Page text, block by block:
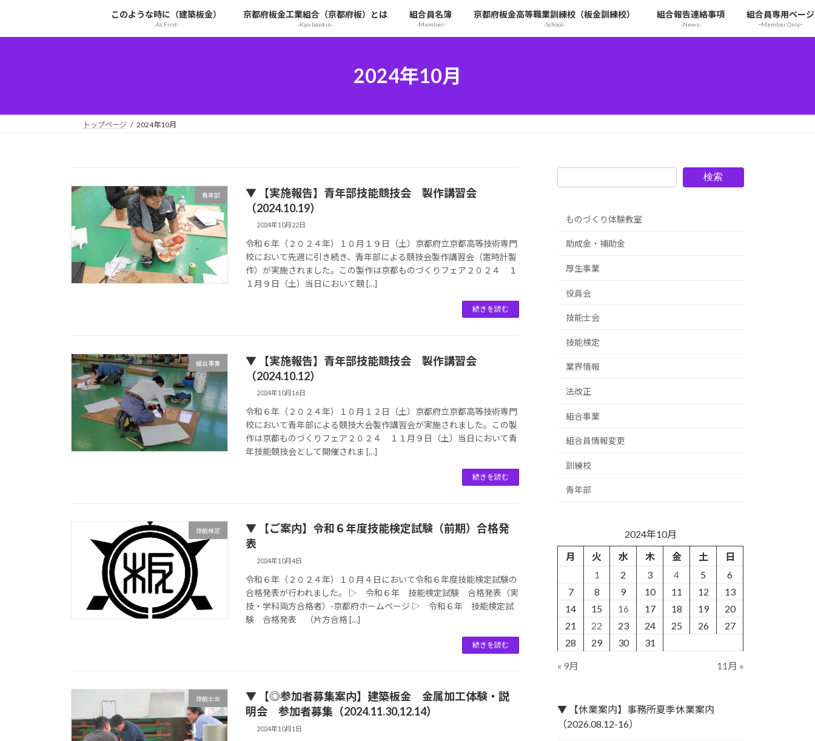
テ
ゲ
このような時に（建築板金）
-At First-
京都府板金工業組合（京都府板）とは
-Kyo-bankin-
組合員名簿
-Member-
京都府板金高等職業訓練校（板金訓練校）
-School-
組合報告連絡事項
-News-
組合員専用ページ
ｰMember Onlyｰ
2024年10月
トップページ 2024年10月
青年部
▼ 【実施報告】青年部技能競技会 製作講習会
（2024.10.19）
2024年10月22日
令和６年（２０２４年）１０月１９日（土）京都府立京都高等技術専門
校において先週に引き続き、青年部による競技会製作講習会（置時計製
作）が実施されました。この製作は京都ものづくりフェア２０２４ １
１月９日（土）当日において競 […]
続きを読む
組合事業
▼ 【実施報告】青年部技能競技会 製作講習会
（2024.10.12）
2024年10月16日
令和６年（２０２４年）１０月１２日（土）京都府立京都高等技術専門
校において青年部による競技大会製作講習会が実施されました。この製
作は京都ものづくりフェア２０２４ １１月９日（土）当日において青
年技能競技会として開催されま […]
続きを読む
技能検定
▼ 【ご案内】令和６年度技能検定試験（前期）合格発
表
2024年10月4日
令和６年（２０２４年）１０月４日において令和６年度技能検定試験の
合格発表が行われました。 ▷ 令和６年 技能検定試験 合格発表（実
技・学科両方合格者）-京都府ホームページ ▷ 令和６年 技能検定試
験 合格発表 （片方合格 […]
続きを読む
技能士会
▼ 【◎参加者募集案内】建築板金 金属加工体験・説
明会 参加者募集（2024.11.30,12.14）
2024年10月1日
検索
ものづくり体験教室
助成金・補助金
厚生事業
役員会
技能士会
技能検定
業界情報
法改正
組合事業
組合員情報変更
訓練校
青年部
2024年10月
月
火 水 木 金 土
日
1
2 3 4 5
6
7
8 9 10 11 12
13
14
15 16 17 18 19
20
21
22 23 24 25 26
27
28
29 30 31
« 9月 11月 »
▼ 【休業案内】事務所夏季休業案内
（2026.08.12-16）